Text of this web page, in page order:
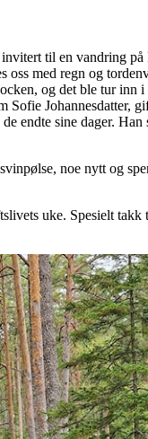
til en vandring
med regn og
og det ble tur inn
Johannesdatter,
endte sine dager.
noe nytt og
uke. Spesielt